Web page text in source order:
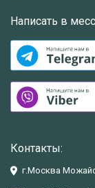
Написать в
Контакты:
г.Москва